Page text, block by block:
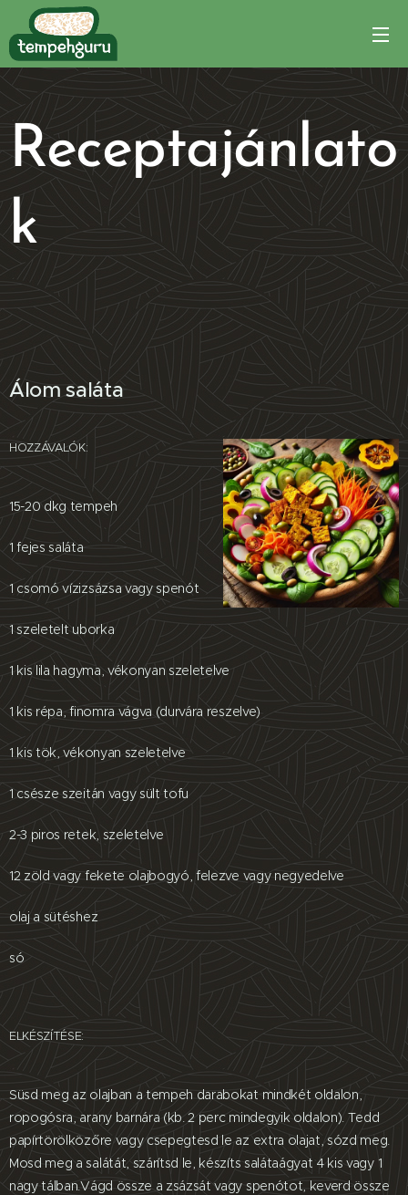
Receptajánlato
k
Álom saláta
HOZZÁVALÓK:
15-20 dkg tempeh
1 fejes saláta
1 csomó vízizsázsa vagy spenót
1 szeletelt uborka
1 kis lila hagyma, vékonyan szeletelve
1 kis répa, finomra vágva (durvára reszelve)
1 kis tök, vékonyan szeletelve
1 csésze szeitán vagy sült tofu
2-3 piros retek, szeletelve
12 zöld vagy fekete olajbogyó, felezve vagy negyedelve
olaj a sütéshez
só
ELKÉSZÍTÉSE:
Süsd meg az olajban a tempeh darabokat mindkét oldalon,
ropogósra, arany barnára (kb. 2 perc mindegyik oldalon). Tedd
papírtörölközőre vagy csepegtesd le az extra olajat, sózd meg.
Mosd meg a salátát, szárítsd le, készíts salátaágyat 4 kis vagy 1
nagy tálban.Vágd össze a zsázsát vagy spenótot, keverd össze